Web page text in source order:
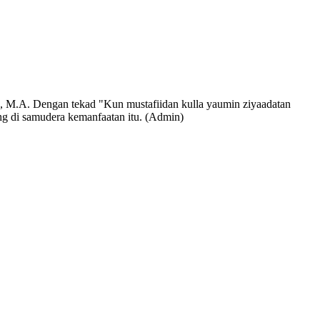
M.A. Dengan tekad "Kun mustafiidan kulla yaumin ziyaadatan
di samudera kemanfaatan itu. (Admin)